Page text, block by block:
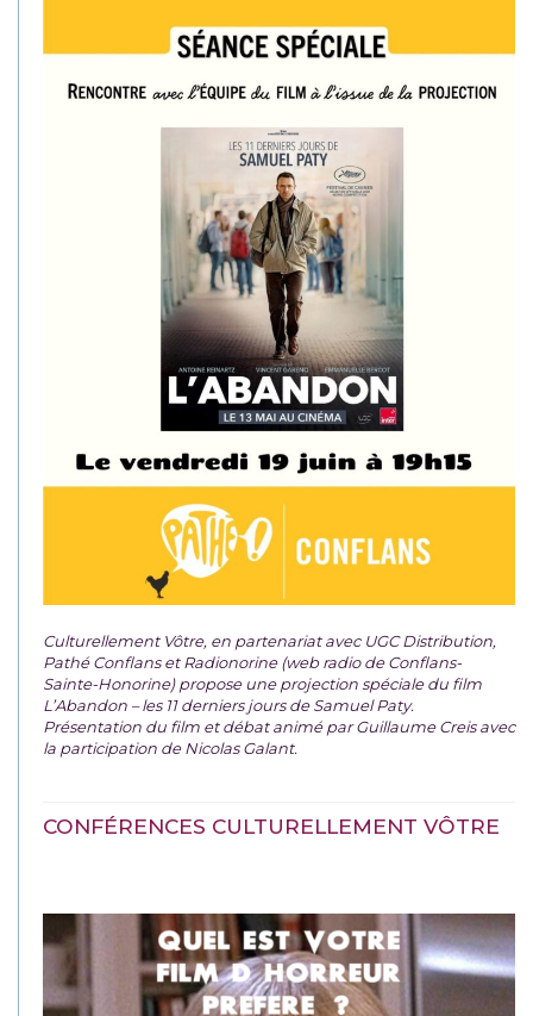
Culturellement Vôtre, en partenariat avec UGC Distribution,
Pathé Conflans et Radionorine (web radio de Conflans-
Sainte-Honorine) propose une projection spéciale du film
L’Abandon – les 11 derniers jours de Samuel Paty.
Présentation du film et débat animé par Guillaume Creis avec
la participation de Nicolas Galant.
CONFÉRENCES CULTURELLEMENT VÔTRE